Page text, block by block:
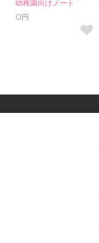
幼稚園向けノート
0円